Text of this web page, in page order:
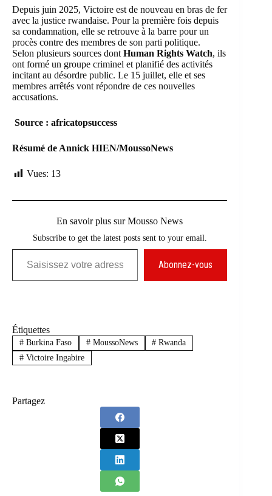
Depuis juin 2025, Victoire est de nouveau en bras de fer
avec la justice rwandaise. Pour la première fois depuis
sa condamnation, elle se retrouve à la barre pour un
procès contre des membres de son parti politique.
Selon plusieurs sources dont Human Rights Watch, ils
ont formé un groupe criminel et planifié des activités
incitant au désordre public. Le 15 juillet, elle et ses
membres arrêtés vont répondre de ces nouvelles
accusations.
Source : africatopsuccess
Résumé de Annick HIEN/MoussoNews
Vues: 13
En savoir plus sur Mousso News
Subscribe to get the latest posts sent to your email.
Saisissez votre adresse e-mail…
Abonnez-vous
Étiquettes
#Burkina Faso #MoussoNews # Rwanda
#Victoire Ingabire
Partagez